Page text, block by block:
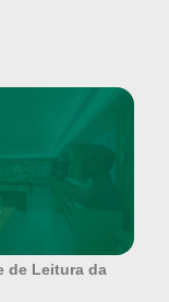
de Leitura da